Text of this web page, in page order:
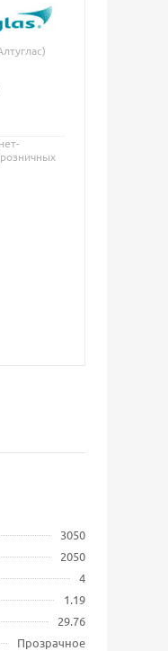
3050
2050
4
1.19
29.76
Прозрачное